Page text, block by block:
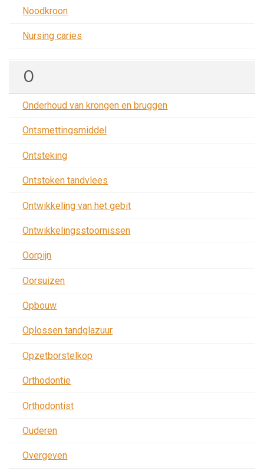
Noodkroon
Nursing caries
O
Onderhoud van krongen en bruggen
Ontsmettingsmiddel
Ontsteking
Ontstoken tandvlees
Ontwikkeling van het gebit
Ontwikkelingsstoornissen
Oorpijn
Oorsuizen
Opbouw
Oplossen tandglazuur
Opzetborstelkop
Orthodontie
Orthodontist
Ouderen
Overgeven